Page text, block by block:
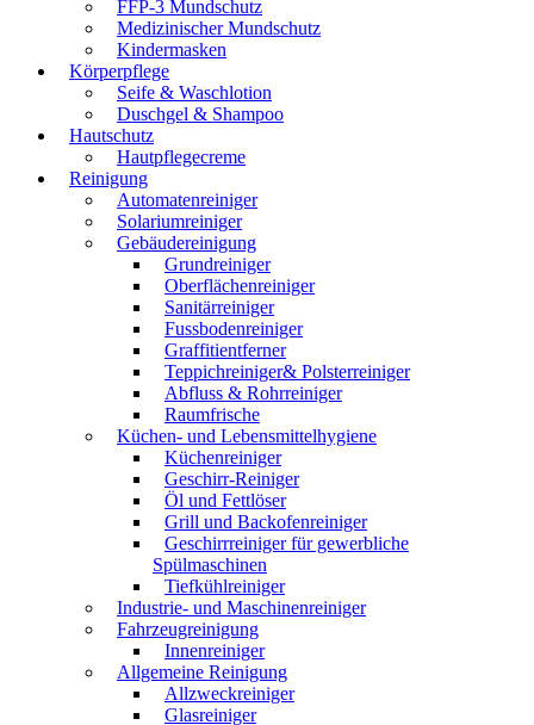
FFP-3 Mundschutz
Medizinischer Mundschutz
Kindermasken
Körperpflege
Seife & Waschlotion
Duschgel & Shampoo
Hautschutz
Hautpflegecreme
Reinigung
Automatenreiniger
Solariumreiniger
Gebäudereinigung
Grundreiniger
Oberflächenreiniger
Sanitärreiniger
Fussbodenreiniger
Graffitientferner
Teppichreiniger& Polsterreiniger
Abfluss & Rohrreiniger
Raumfrische
Küchen- und Lebensmittelhygiene
Küchenreiniger
Geschirr-Reiniger
Öl und Fettlöser
Grill und Backofenreiniger
Geschirrreiniger für gewerbliche
Spülmaschinen
Tiefkühlreiniger
Industrie- und Maschinenreiniger
Fahrzeugreinigung
Innenreiniger
Allgemeine Reinigung
Allzweckreiniger
Glasreiniger